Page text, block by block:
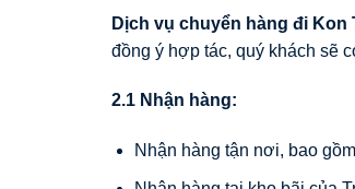
Dịch vụ chuyển hàng đi Kon
đồng ý hợp tác, quý khách sẽ
2.1 Nhận hàng:
Nhận hàng tận nơi, bao